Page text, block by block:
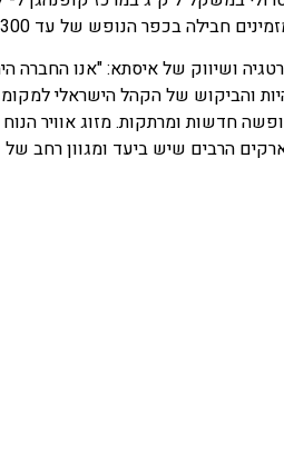
הנופש של עד 300 יורו למשפחה של זוג + 3.
ושיווק של איסתא: "אנו החברה
והביקוש של הקהל הישראלי
הרבים שיש ביעד ומגוון רחב